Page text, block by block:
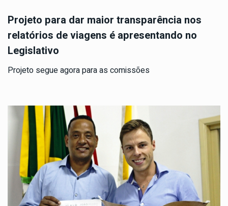
Projeto para dar maior transparência nos
relatórios de viagens é apresentando no
Legislativo
Projeto segue agora para as comissões